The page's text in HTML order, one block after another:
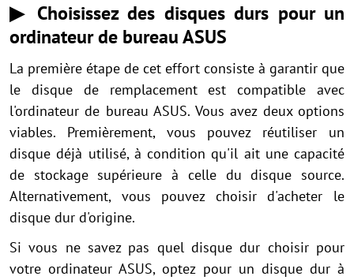
▶ Choisissez des disques durs pour un
ordinateur de bureau ASUS
La première étape de cet effort consiste à garantir que
le disque de remplacement est compatible avec
l'ordinateur de bureau ASUS. Vous avez deux options
viables. Premièrement, vous pouvez réutiliser un
disque déjà utilisé, à condition qu'il ait une capacité
de stockage supérieure à celle du disque source.
Alternativement, vous pouvez choisir d'acheter le
disque dur d'origine.
Si vous ne savez pas quel disque dur choisir pour
votre ordinateur ASUS, optez pour un disque dur à